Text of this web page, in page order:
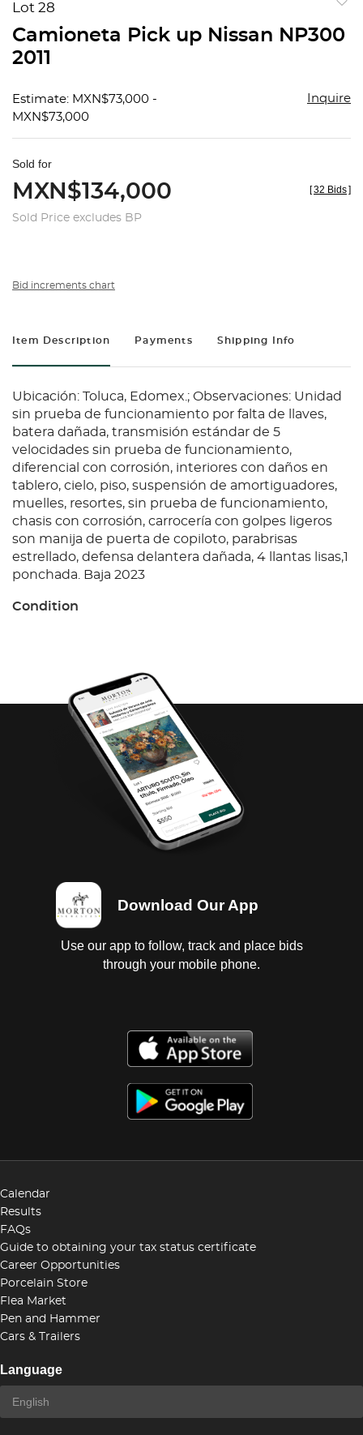
Lot 28
Camioneta Pick up Nissan NP300
2011
Estimate: MXN$73,000 -
MXN$73,000
Inquire
Sold for
MXN$134,000
Sold Price excludes BP
[32 Bids]
Bid increments chart
Item Description Payments Shipping Info
Ubicación: Toluca, Edomex.; Observaciones: Unidad
sin prueba de funcionamiento por falta de llaves,
batera dañada, transmisión estándar de 5
velocidades sin prueba de funcionamiento,
diferencial con corrosión, interiores con daños en
tablero, cielo, piso, suspensión de amortiguadores,
muelles, resortes, sin prueba de funcionamiento,
chasis con corrosión, carrocería con golpes ligeros
son manija de puerta de copiloto, parabrisas
estrellado, defensa delantera dañada, 4 llantas lisas,1
ponchada. Baja 2023
Condition
batera dañada, transmisión estándar de 5
velocidades sin prueba de funcionamiento,
diferencial con corrosión, interiores con daños en
tablero, cielo, piso, suspensión de amortiguadores,
muelles, resortes, sin prueba de funcionamiento,
chasis con corrosión, carrocería con golpes ligeros
son manija de puerta de copiloto, parabrisas
estrellado, defensa delantera dañada, 4 llantas lisas,1
ponchada. Baja 2023
Download Our App
Use our app to follow, track and place bids
through your mobile phone.
Calendar
Results
FAQs
Guide to obtaining your tax status certificate
Career Opportunities
Porcelain Store
Flea Market
Pen and Hammer
Cars & Trailers
Language